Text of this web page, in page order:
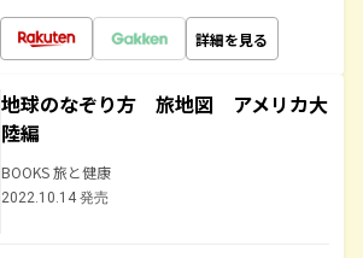
詳細を見る
地球のなぞり方 旅地図 アメリカ大
陸編
BOOKS 旅と健康
2022.10.14 発売